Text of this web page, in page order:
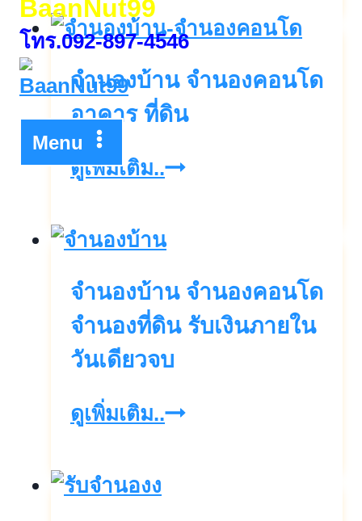
BaanNut99
โทร.092-897-4546
Menu
บ้าน
เดี่ยว
ทา
วน์
ทาวน์
บ้าน
อาคาร
พาณิชย์
ที่ดิน
โด
จำนองบ้าน จำนองคอนโด
อาคาร ที่ดิน
ดูเพิ่มเติม..จำนอง
จำนอง
โด
อาคาร
ที่ดิน
จำนองบ้าน จำนองคอนโด
จำนองที่ดิน รับเงินภายใน
วันเดียวจบ
ดูเพิ่มเติม..จำนอง